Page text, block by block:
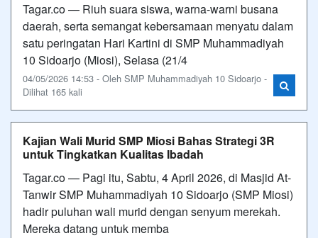
Tagar.co — Riuh suara siswa, warna-warni busana
daerah, serta semangat kebersamaan menyatu dalam
satu peringatan Hari Kartini di SMP Muhammadiyah
10 Sidoarjo (Miosi), Selasa (21/4
04/05/2026 14:53 - Oleh SMP Muhammadiyah 10 Sidoarjo -
Dilihat 165 kali
Kajian Wali Murid SMP Miosi Bahas Strategi 3R
untuk Tingkatkan Kualitas Ibadah
Tagar.co — ​Pagi itu, Sabtu, 4 April 2026, di Masjid At-
Tanwir SMP Muhammadiyah 10 Sidoarjo (SMP Miosi)
hadir puluhan wali murid dengan senyum merekah.
Mereka datang untuk memba